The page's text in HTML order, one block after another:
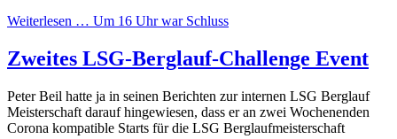
Weiterlesen … Um 16 Uhr war Schluss
Zweites LSG-Berglauf-Challenge Event
Peter Beil hatte ja in seinen Berichten zur internen LSG Berglauf
Meisterschaft darauf hingewiesen, dass er an zwei Wochenenden
Corona kompatible Starts für die LSG Berglaufmeisterschaft